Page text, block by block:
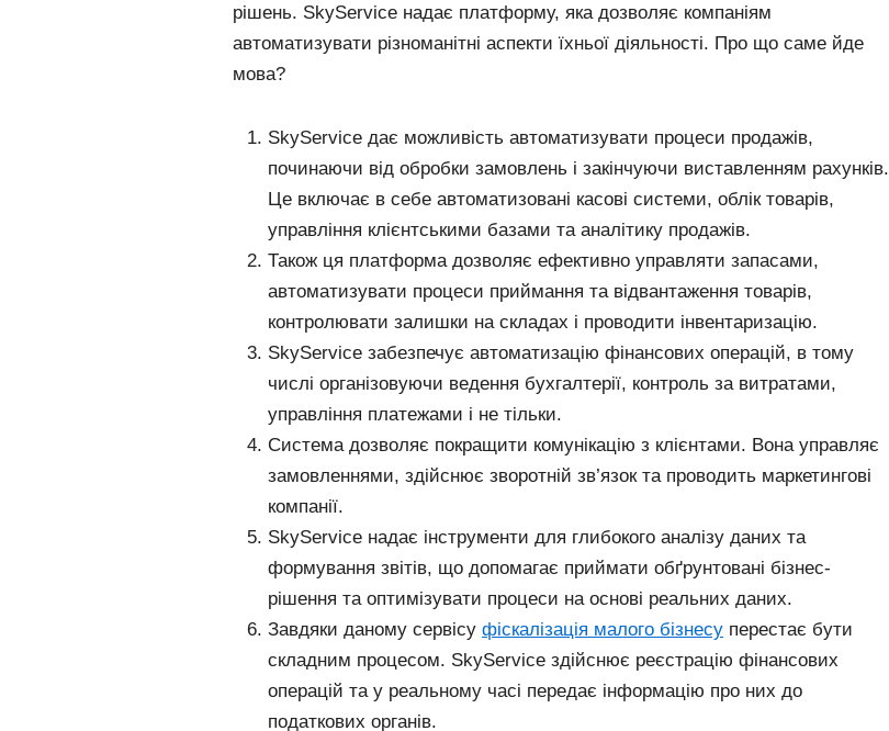
рішень. SkyService надає платформу, яка дозволяє компаніям
автоматизувати різноманітні аспекти їхньої діяльності. Про що саме йде
мова?
SkyService дає можливість автоматизувати процеси продажів,
починаючи від обробки замовлень і закінчуючи виставленням рахунків.
Це включає в себе автоматизовані касові системи, облік товарів,
управління клієнтськими базами та аналітику продажів.
Також ця платформа дозволяє ефективно управляти запасами,
автоматизувати процеси приймання та відвантаження товарів,
контролювати залишки на складах і проводити інвентаризацію.
SkyService забезпечує автоматизацію фінансових операцій, в тому
числі організовуючи ведення бухгалтерії, контроль за витратами,
управління платежами і не тільки.
Система дозволяє покращити комунікацію з клієнтами. Вона управляє
замовленнями, здійснює зворотній зв’язок та проводить маркетингові
компанії.
SkyService надає інструменти для глибокого аналізу даних та
формування звітів, що допомагає приймати обґрунтовані бізнес-
рішення та оптимізувати процеси на основі реальних даних.
Завдяки даному сервісу фіскалізація малого бізнесу перестає бути
складним процесом. SkyService здійснює реєстрацію фінансових
операцій та у реальному часі передає інформацію про них до
податкових органів.